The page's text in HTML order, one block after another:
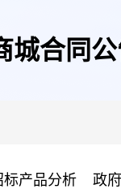
城合同
标产品分析 政